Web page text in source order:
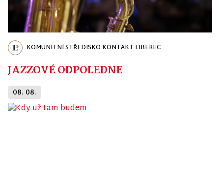
KOMUNITNÍ STŘEDISKO KONTAKT LIBEREC
JAZZOVÉ ODPOLEDNE
08. 08.